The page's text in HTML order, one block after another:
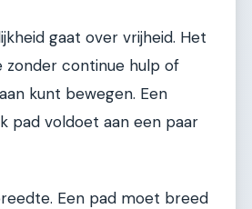
gaat over vrijheid. Het
zonder continue hulp of
kunt bewegen. Een
pad voldoet aan een paar
Een pad moet breed